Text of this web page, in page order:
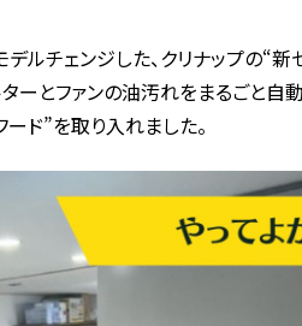
ルチェンジした、クリナップの“新
ーとファンの油汚れをまるごと自
ド”を取り入れました。